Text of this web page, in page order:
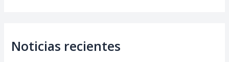
Noticias recientes